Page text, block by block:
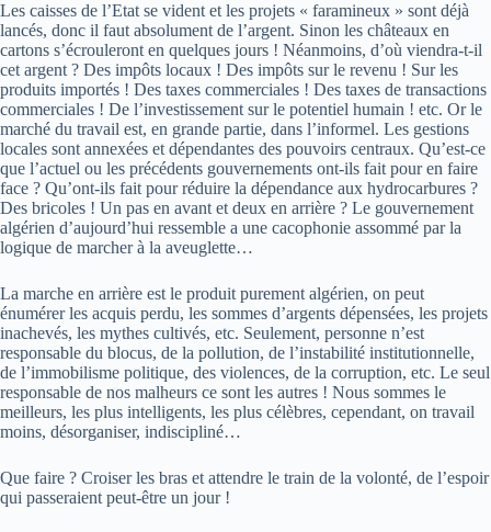
Les caisses de l’Etat se vident et les projets « faramineux » sont déjà
lancés, donc il faut absolument de l’argent. Sinon les châteaux en
cartons s’écrouleront en quelques jours ! Néanmoins, d’où viendra-t-il
cet argent ? Des impôts locaux ! Des impôts sur le revenu ! Sur les
produits importés ! Des taxes commerciales ! Des taxes de transactions
commerciales ! De l’investissement sur le potentiel humain ! etc. Or le
marché du travail est, en grande partie, dans l’informel. Les gestions
locales sont annexées et dépendantes des pouvoirs centraux. Qu’est-ce
que l’actuel ou les précédents gouvernements ont-ils fait pour en faire
face ? Qu’ont-ils fait pour réduire la dépendance aux hydrocarbures ?
Des bricoles ! Un pas en avant et deux en arrière ? Le gouvernement
algérien d’aujourd’hui ressemble a une cacophonie assommé par la
logique de marcher à la aveuglette…
La marche en arrière est le produit purement algérien, on peut
énumérer les acquis perdu, les sommes d’argents dépensées, les projets
inachevés, les mythes cultivés, etc. Seulement, personne n’est
responsable du blocus, de la pollution, de l’instabilité institutionnelle,
de l’immobilisme politique, des violences, de la corruption, etc. Le seul
responsable de nos malheurs ce sont les autres ! Nous sommes le
meilleurs, les plus intelligents, les plus célèbres, cependant, on travail
moins, désorganiser, indiscipliné…
Que faire ? Croiser les bras et attendre le train de la volonté, de l’espoir
qui passeraient peut-être un jour !